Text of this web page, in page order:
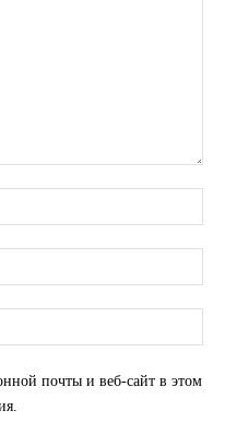
почты и веб-сайт в этом